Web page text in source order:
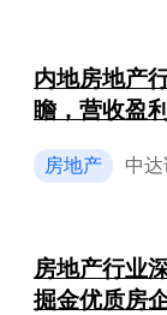
内地房地产
瞻，营收盈
房地产 中
房地产行业
掘金优质房